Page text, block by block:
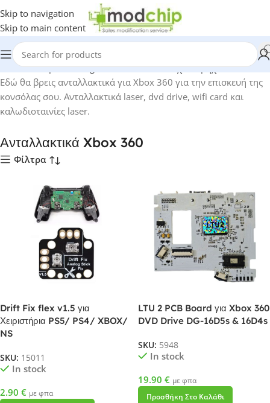
Skip to navigation
Skip to main content
Home-Shop-Gaming-Ανταλλακτικά Παιχνιδομηχανών-
Εδώ θα βρεις ανταλλακτικά για Xbox 360 για την επισκευή της
κονσόλας σου. Ανταλλακτικά laser, dvd drive, wifi card και
καλωδιοταινίες laser.
Ανταλλακτικά Xbox 360
Φίλτρα
Drift Fix flex v1.5 για
Χειριστήρια PS5/ PS4/ XBOX/
NS
SKU: 15011
In stock
2.90 € με φπα
LTU 2 PCB Board για Xbox 360
DVD Drive DG-16D5s & 16D4s
SKU: 5948
In stock
19.90 € με φπα
Προσθήκη Στο Καλάθι